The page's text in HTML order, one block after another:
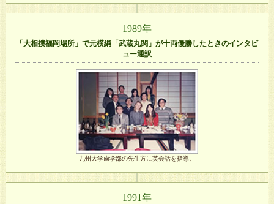
1989年
「大相撲福岡場所」で元横綱「武蔵丸関」が十両優勝したときのインタビ
ュー通訳
九州大学歯学部の先生方に英会話を指導。
1991年